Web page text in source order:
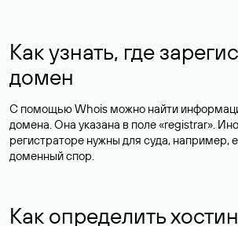
Как узнать, где
домен
С помощью Whois можно найти
домена. Она указана в поле «registrar».
регистраторе нужны для суда, например,
доменный спор.
Как определить